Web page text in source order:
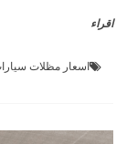
اقراء
اسعار مظلات